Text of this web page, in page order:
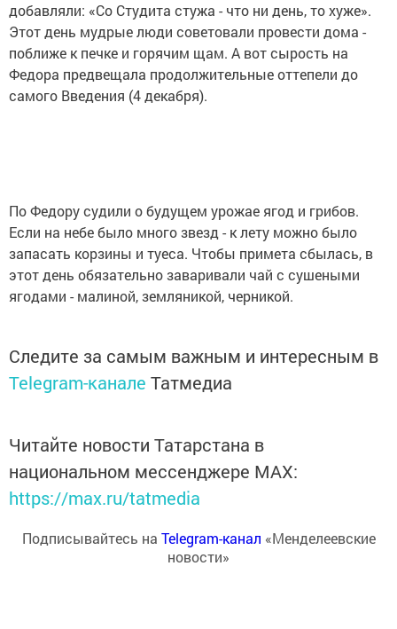
добавляли: «Со Студита стужа - что ни день, то хуже».
Этот день мудрые люди советовали провести дома -
поближе к печке и горячим щам. А вот сырость на
Федора предвещала продолжительные оттепели до
самого Введения (4 декабря).
По Федору судили о будущем урожае ягод и грибов.
Если на небе было много звезд - к лету можно было
запасать корзины и туеса. Чтобы примета сбылась, в
этот день обязательно заваривали чай с сушеными
ягодами - малиной, земляникой, черникой.
Следите за самым важным и интересным в
Telegram-канале Татмедиа
Читайте новости Татарстана в
национальном мессенджере MАХ:
https://max.ru/tatmedia
Подписывайтесь на Telegram-канал «Менделеевские
новости»